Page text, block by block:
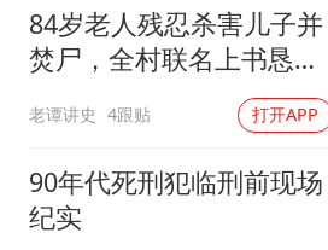
84岁老人残忍杀害儿子并
焚尸，全村联名上书恳求
轻判，得知缘由警察心疼
落泪
老谭讲史 4跟贴 打开APP
90年代死刑犯临刑前现场
纪实